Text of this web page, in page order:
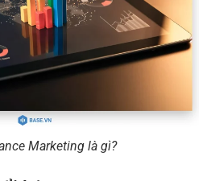
Marketing là gì?